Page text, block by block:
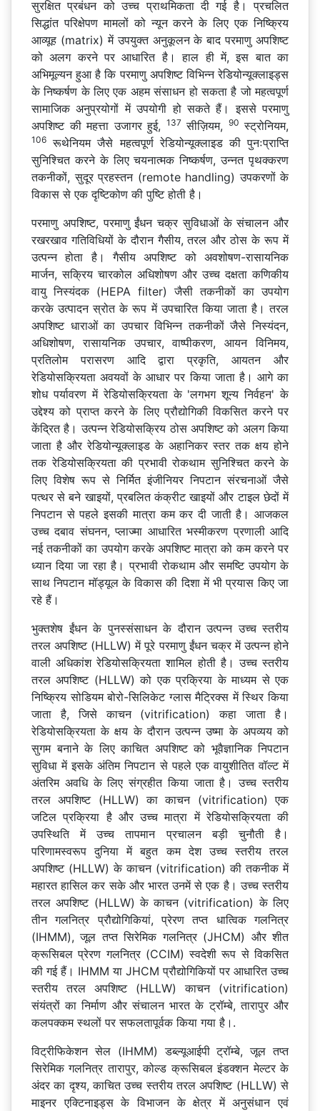
सुरक्षित प्रबंधन को उच्च प्राथमिकता दी गई है। प्रचलित
सिद्धांत परिक्षेपण मामलों को न्यून करने के लिए एक निष्क्रिय
आव्यूह (matrix) में उपयुक्त अनुकूलन के बाद परमाणु अपशिष्ट
को अलग करने पर आधारित है। हाल ही में, इस बात का
अभिमूल्यन हुआ है कि परमाणु अपशिष्ट विभिन्न रेडियोन्यूक्लाइड्स
के निष्कर्षण के लिए एक अहम संसाधन हो सकता है जो महत्वपूर्ण
सामाजिक अनुप्रयोगों में उपयोगी हो सकते हैं। इससे परमाणु
अपशिष्ट की महत्ता उजागर हुई, 137 सीज़ियम, 90 स्ट्रोनियम,
106 रूथेनियम जैसे महत्वपूर्ण रेडियोन्यूक्लाइड की पुनःप्राप्ति
सुनिश्चित करने के लिए चयनात्मक निष्कर्षण, उन्नत पृथक्करण
तकनीकों, सुदूर प्रहस्तन (remote handling) उपकरणों के
विकास से एक दृष्टिकोण की पुष्टि होती है।
परमाणु अपशिष्ट, परमाणु ईंधन चक्र सुविधाओं के संचालन और
रखरखाव गतिविधियों के दौरान गैसीय, तरल और ठोस के रूप में
उत्पन्न होता है। गैसीय अपशिष्ट को अवशोषण-रासायनिक
मार्जन, सक्रिय चारकोल अधिशोषण और उच्च दक्षता कणिकीय
वायु निस्यंदक (HEPA filter) जैसी तकनीकों का उपयोग
करके उत्पादन स्रोत के रूप में उपचारित किया जाता है। तरल
अपशिष्ट धाराओं का उपचार विभिन्न तकनीकों जैसे निस्यंदन,
अधिशोषण, रासायनिक उपचार, वाष्पीकरण, आयन विनिमय,
प्रतिलोम परासरण आदि द्वारा प्रकृति, आयतन और
रेडियोसक्रियता अवयवों के आधार पर किया जाता है। आगे का
शोध पर्यावरण में रेडियोसक्रियता के 'लगभग शून्य निर्वहन' के
उद्देश्य को प्राप्त करने के लिए प्रौद्योगिकी विकसित करने पर
केंद्रित है। उत्पन्न रेडियोसक्रिय ठोस अपशिष्ट को अलग किया
जाता है और रेडियोन्यूक्लाइड के अहानिकर स्तर तक क्षय होने
तक रेडियोसक्रियता की प्रभावी रोकथाम सुनिश्चित करने के
लिए विशेष रूप से निर्मित इंजीनियर निपटान संरचनाओं जैसे
पत्थर से बने खाइयों, प्रबलित कंक्रीट खाइयों और टाइल छेदों में
निपटान से पहले इसकी मात्रा कम कर दी जाती है। आजकल
उच्च दबाव संघनन, प्लाज्मा आधारित भस्मीकरण प्रणाली आदि
नई तकनीकों का उपयोग करके अपशिष्ट मात्रा को कम करने पर
ध्यान दिया जा रहा है। प्रभावी रोकथाम और समष्टि उपयोग के
साथ निपटान मॉड्यूल के विकास की दिशा में भी प्रयास किए जा
रहे हैं।
भुक्तशेष ईंधन के पुनस्संसाधन के दौरान उत्पन्न उच्च स्तरीय
तरल अपशिष्ट (HLLW) में पूरे परमाणु ईंधन चक्र में उत्पन्न होने
वाली अधिकांश रेडियोसक्रियता शामिल होती है। उच्च स्तरीय
तरल अपशिष्ट (HLLW) को एक प्रक्रिया के माध्यम से एक
निष्क्रिय सोडियम बोरो-सिलिकेट ग्लास मैट्रिक्स में स्थिर किया
जाता है, जिसे काचन (vitrification) कहा जाता है।
रेडियोसक्रियता के क्षय के दौरान उत्पन्न उष्मा के अपव्यय को
सुगम बनाने के लिए काचित अपशिष्ट को भूवैज्ञानिक निपटान
सुविधा में इसके अंतिम निपटान से पहले एक वायुशीतित वॉल्ट में
अंतरिम अवधि के लिए संग्रहीत किया जाता है। उच्च स्तरीय
तरल अपशिष्ट (HLLW) का काचन (vitrification) एक
जटिल प्रक्रिया है और उच्च मात्रा में रेडियोसक्रियता की
उपस्थिति में उच्च तापमान प्रचालन बड़ी चुनौती है।
परिणामस्वरूप दुनिया में बहुत कम देश उच्च स्तरीय तरल
अपशिष्ट (HLLW) के काचन (vitrification) की तकनीक में
महारत हासिल कर सके और भारत उनमें से एक है। उच्च स्तरीय
तरल अपशिष्ट (HLLW) के काचन (vitrification) के लिए
तीन गलनित्र प्रौद्योगिकियां, प्रेरण तप्त धात्विक गलनित्र
(IHMM), जूल तप्त सिरेमिक गलनित्र (JHCM) और शीत
क्रूसिबल प्रेरण गलनित्र (CCIM) स्वदेशी रूप से विकसित
की गई हैं। IHMM या JHCM प्रौद्योगिकियों पर आधारित उच्च
स्तरीय तरल अपशिष्ट (HLLW) काचन (vitrification)
संयंत्रों का निर्माण और संचालन भारत के ट्रॉम्बे, तारापुर और
कलपक्कम स्थलों पर सफलतापूर्वक किया गया है।.
विट्रीफिकेशन सेल (IHMM) डब्ल्यूआईपी ट्रॉम्बे, जूल तप्त
सिरेमिक गलनित्र तारापुर, कोल्ड क्रूसिबल इंडक्शन मेल्टर के
अंदर का दृश्य, काचित उच्च स्तरीय तरल अपशिष्ट (HLLW) से
माइनर एक्टिनाइड्स के विभाजन के क्षेत्र में अनुसंधान एवं